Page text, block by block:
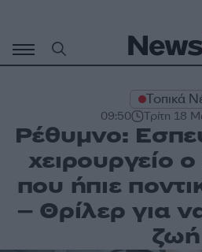
περιεχόμενο
Τοπικά
09:50 Τρίτη 18
Ρέθυμνο:
χειρουργείο
που ήπιε
– Θρίλερ για
ζωή